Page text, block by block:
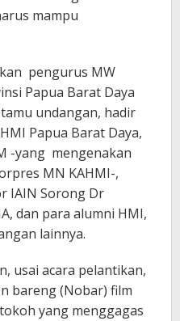
mampu
pengurus MW
Papua Barat Daya
undangan, hadir
Papua Barat Daya,
-yang mengenakan
MN KAHMI-,
IAIN Sorong Dr
dan para alumni HMI,
lainnya.
usai acara pelantikan,
bareng (Nobar) film
yang menggagas